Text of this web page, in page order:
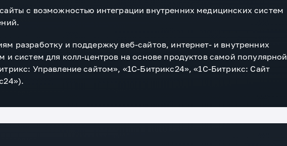
с возможностью интеграции внутренних медицинских систем
разработку и поддержку веб-сайтов, интернет- и внутренних
и систем для колл-центров на основе продуктов самой популярной
Управление сайтом», «1C-Битрикс24», «1C-Битрикс: Сайт